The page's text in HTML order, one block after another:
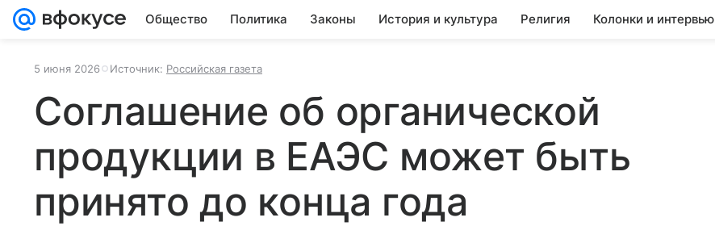
Общество Политика Законы История и культура Религия Колонки и интервью
5 июня 2026 Источник: Российская газета
Соглашение об органической
продукции в ЕАЭС может быть
принято до конца года